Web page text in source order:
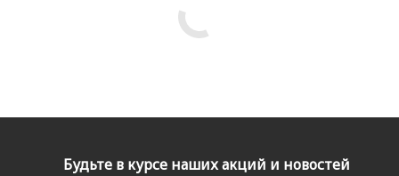
Будьте в курсе наших акций и новостей